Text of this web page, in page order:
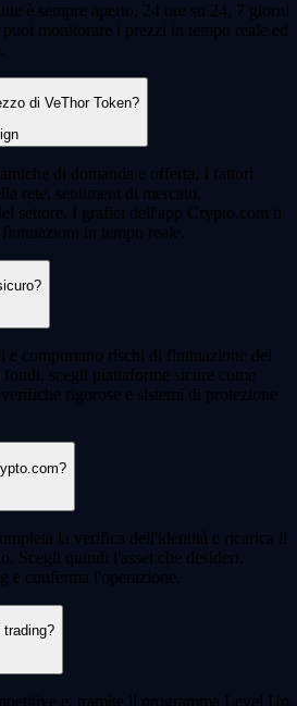
è sempre aperto, 24 ore su 24, 7 giorni
monitorare i prezzi in tempo reale ed
di VeThor Token?
di domanda e offerta. I fattori
rete, sentiment di mercato,
settore. I grafici dell'app Crypto.com ti
in tempo reale.
e comportano rischi di fluttuazione del
scegli piattaforme sicure come
rigorose e sistemi di protezione
la verifica dell'identità e ricarica il
Scegli quindi l'asset che desideri,
e conferma l'operazione.
e, tramite il programma Level Up,